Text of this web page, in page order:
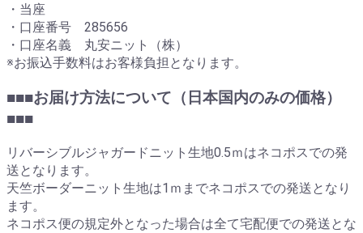
・当座
・口座番号 285656
・口座名義 丸安ニット（株）
※お振込手数料はお客様負担となります。
■■■お届け方法について（日本国内のみの価格）
■■■
リバーシブルジャガードニット生地0.5ｍはネコポスでの発
送となります。
天竺ボーダーニット生地は1ｍまでネコポスでの発送となり
ます。
ネコポス便の規定外となった場合は全て宅配便での発送とな